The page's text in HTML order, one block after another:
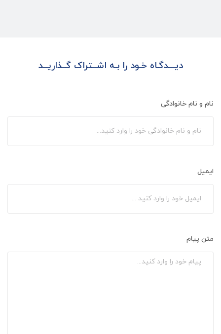
دیـــدگـاه خـود را بـه اشــتراک گــذاریــد
نام و نام خانوادگی
ایمیل
متن پیام